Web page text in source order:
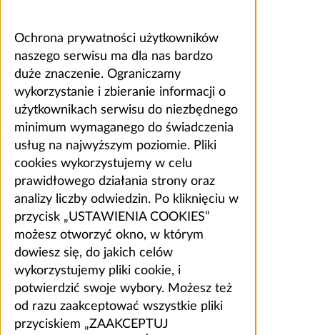
Ochrona prywatności użytkowników
naszego serwisu ma dla nas bardzo
duże znaczenie. Ograniczamy
wykorzystanie i zbieranie informacji o
użytkownikach serwisu do niezbędnego
minimum wymaganego do świadczenia
usług na najwyższym poziomie. Pliki
cookies wykorzystujemy w celu
prawidłowego działania strony oraz
analizy liczby odwiedzin. Po kliknięciu w
przycisk „USTAWIENIA COOKIES”
możesz otworzyć okno, w którym
dowiesz się, do jakich celów
wykorzystujemy pliki cookie, i
potwierdzić swoje wybory. Możesz też
od razu zaakceptować wszystkie pliki
przyciskiem „ZAAKCEPTUJ